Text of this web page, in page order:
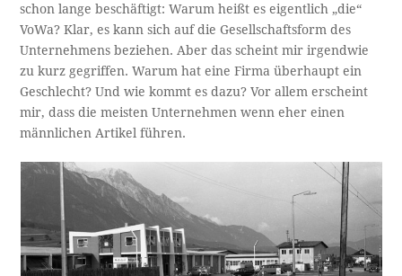
schon lange beschäftigt: Warum heißt es eigentlich „die“
VoWa? Klar, es kann sich auf die Gesellschaftsform des
Unternehmens beziehen. Aber das scheint mir irgendwie
zu kurz gegriffen. Warum hat eine Firma überhaupt ein
Geschlecht? Und wie kommt es dazu? Vor allem erscheint
mir, dass die meisten Unternehmen wenn eher einen
männlichen Artikel führen.